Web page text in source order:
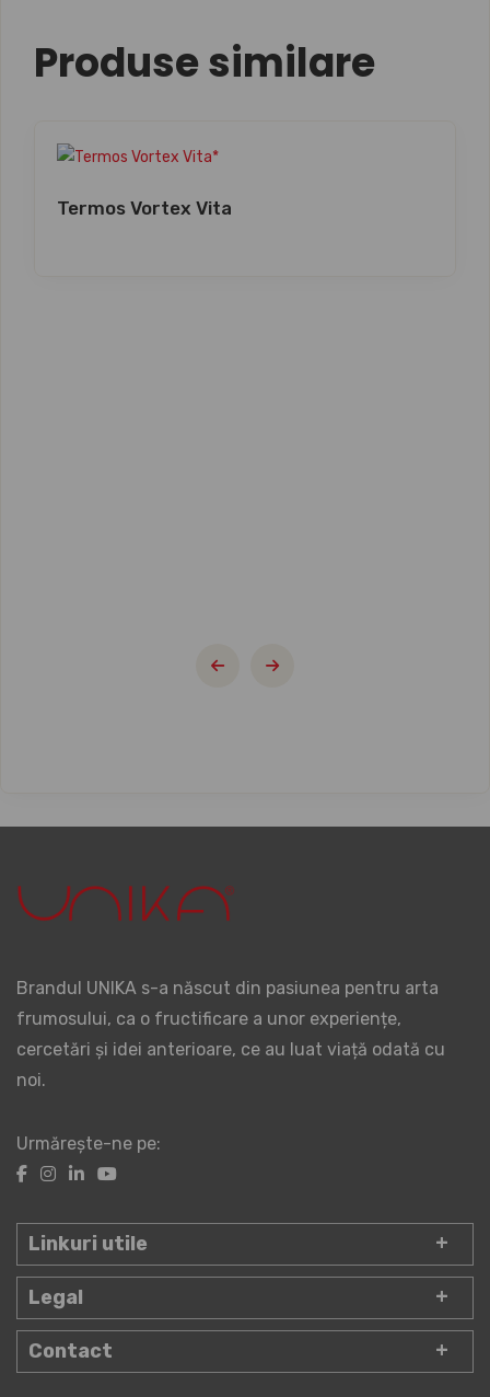
Produse similare
Termos Vortex Vita
Brandul UNIKA s-a născut din pasiunea pentru arta
frumosului, ca o fructificare a unor experiențe,
cercetări și idei anterioare, ce au luat viață odată cu
noi.
Urmărește-ne pe:
Linkuri utile
Legal
Contact